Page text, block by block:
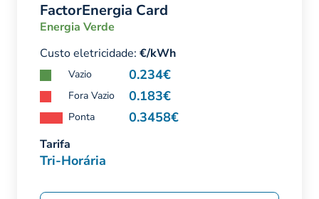
FactorEnergia Card
Energia Verde
Custo eletricidade: €/kWh
Vazio 0.234€
Fora Vazio 0.183€
Ponta 0.3458€
Tarifa
Tri-Horária